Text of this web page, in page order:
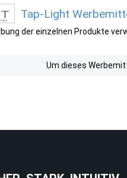
Tap-Light
der einzelnen Produkte
Um dieses